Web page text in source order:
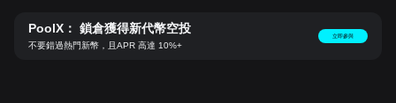
PoolX： 鎖倉獲得新代幣空投
不要錯過熱門新幣，且APR 高達 10%+
立即參與